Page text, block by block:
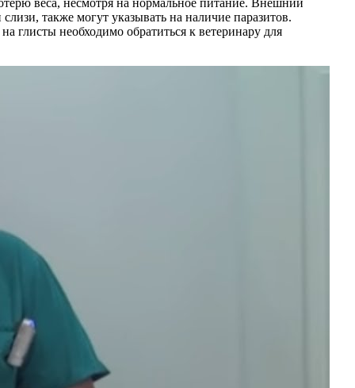
также могут указывать на наличие паразитов.
глисты необходимо обратиться к ветеринару для